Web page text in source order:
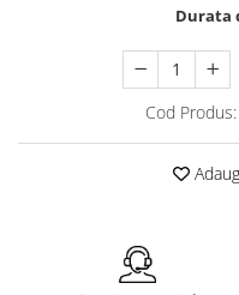
Durata
Cod Produs: